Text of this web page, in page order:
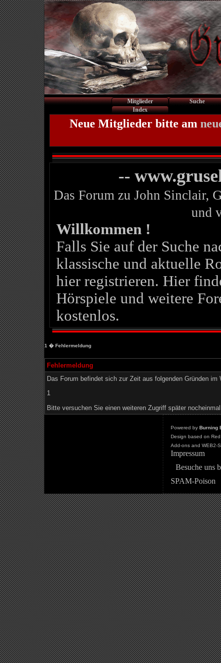
Mitglieder
Suche
Index
Neue Mitglieder bitte am
--
Das Forum zu John Sinclair,
und
Willkommen !
Falls Sie auf der Suche
klassische und aktuelle
hier registrieren. Hier
Hörspiele und weitere
kostenlos.
1 � Fehlermeldung
Fehlermeldung
Das Forum befindet sich zur Zeit aus folgenden Gründen im
1
Bitte versuchen Sie einen weiteren Zugriff später
Powered by Burning
Design based on
Add-ons and WEB2-
Impressum
Besuche uns
SPAM-Poison